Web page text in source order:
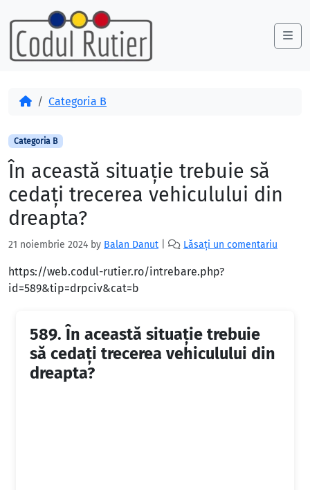
Skip to content
Skip to footer
AcasăCategoria B
Categoria B
În această situaţie trebuie să
cedaţi trecerea vehiculului din
dreapta?
21 noiembrie 2024 by Balan Danut Lăsați un comentariu
https://web.codul-rutier.ro/intrebare.php?
id=589&tip=drpciv&cat=b
589. În această situaţie trebuie
să cedaţi trecerea vehiculului din
dreapta?